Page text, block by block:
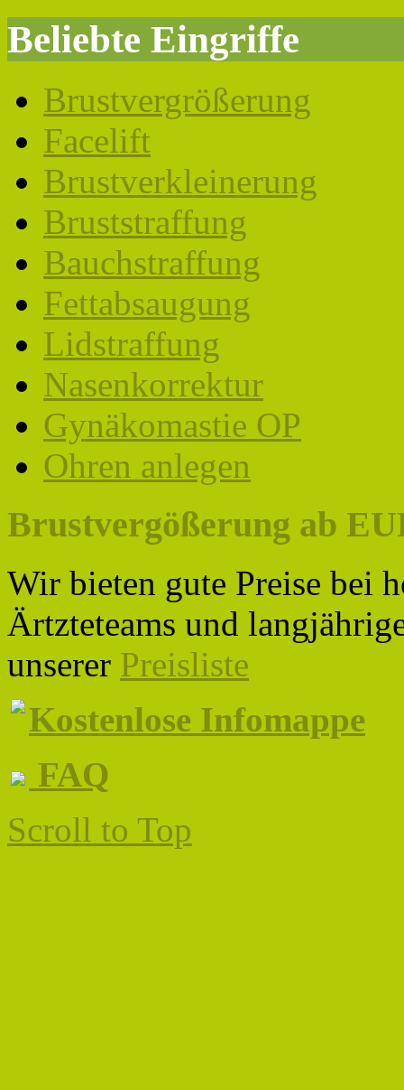
Beliebte Eingriffe
Brustvergrößerung
Facelift
Brustverkleinerung
Bruststraffung
Bauchstraffung
Fettabsaugung
Lidstraffung
Nasenkorrektur
Gynäkomastie OP
Ohren anlegen
Brustvergößerung ab
Wir bieten gute Preise bei
Ärtzteteams und
unserer Preisliste
Kostenlose Infomappe
FAQ
Scroll to Top